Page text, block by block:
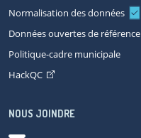
Normalisation des données
Données ouvertes de référence
Politique-cadre municipale
HackQC
NOUS JOINDRE